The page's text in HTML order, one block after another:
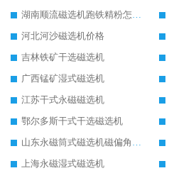
湖南顺流磁选机跑铁精粉怎么处理
河北河沙磁选机价格
吉林铁矿干选磁选机
广西锰矿湿式磁选机
江苏干式永磁磁选机
鄂尔多斯干式干选磁选机
山东永磁筒式磁选机磁偏角怎么调整
上海永磁湿式磁选机